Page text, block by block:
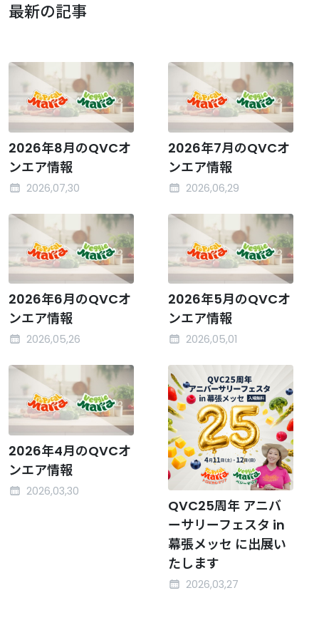
最新の記事
2026年8月のQVCオ
ンエア情報
2026,07,30
2026年7月のQVCオ
ンエア情報
2026,06,29
2026年6月のQVCオ
ンエア情報
2026,05,26
2026年5月のQVCオ
ンエア情報
2026,05,01
2026年4月のQVCオ
ンエア情報
2026,03,30
QVC25周年 アニバ
ーサリーフェスタ in
幕張メッセ に出展い
たします
2026,03,27